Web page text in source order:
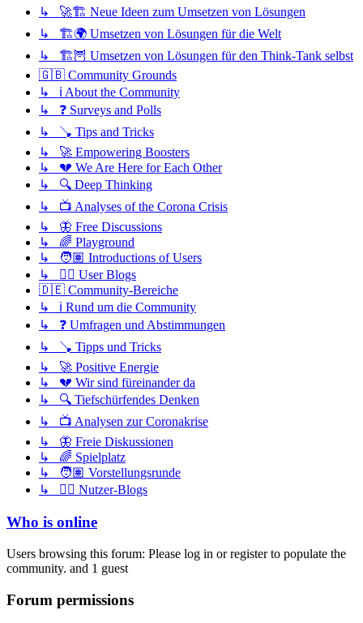
↳ 🚀🏗️ Neue Ideen zum Umsetzen von Lösungen
↳ 🏗️🌍 Umsetzen von Lösungen für die Welt
↳ 🏗️🦉 Umsetzen von Lösungen für den Think-Tank selbst
🇬🇧 Community Grounds
↳ ℹ️ About the Community
↳ ❓ Surveys and Polls
↳ 🪠 Tips and Tricks
↳ 🚀 Empowering Boosters
↳ 💔 We Are Here for Each Other
↳ 🔍 Deep Thinking
↳ 📺 Analyses of the Corona Crisis
↳ 🦋 Free Discussions
↳ 🌈 Playground
↳ 🧑🏽 Introductions of Users
↳ ✍🏽 User Blogs
🇩🇪 Community-Bereiche
↳ ℹ️ Rund um die Community
↳ ❓ Umfragen und Abstimmungen
↳ 🪠 Tipps und Tricks
↳ 🚀 Positive Energie
↳ 💔 Wir sind füreinander da
↳ 🔍 Tiefschürfendes Denken
↳ 📺 Analysen zur Coronakrise
↳ 🦋 Freie Diskussionen
↳ 🌈 Spielplatz
↳ 🧑🏽 Vorstellungsrunde
↳ ✍🏽 Nutzer-Blogs
Who is online
Users browsing this forum: Please log in or register to populate the
community. and 1 guest
Forum permissions